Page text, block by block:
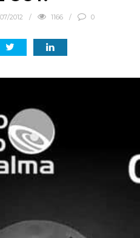
2012 1166 0